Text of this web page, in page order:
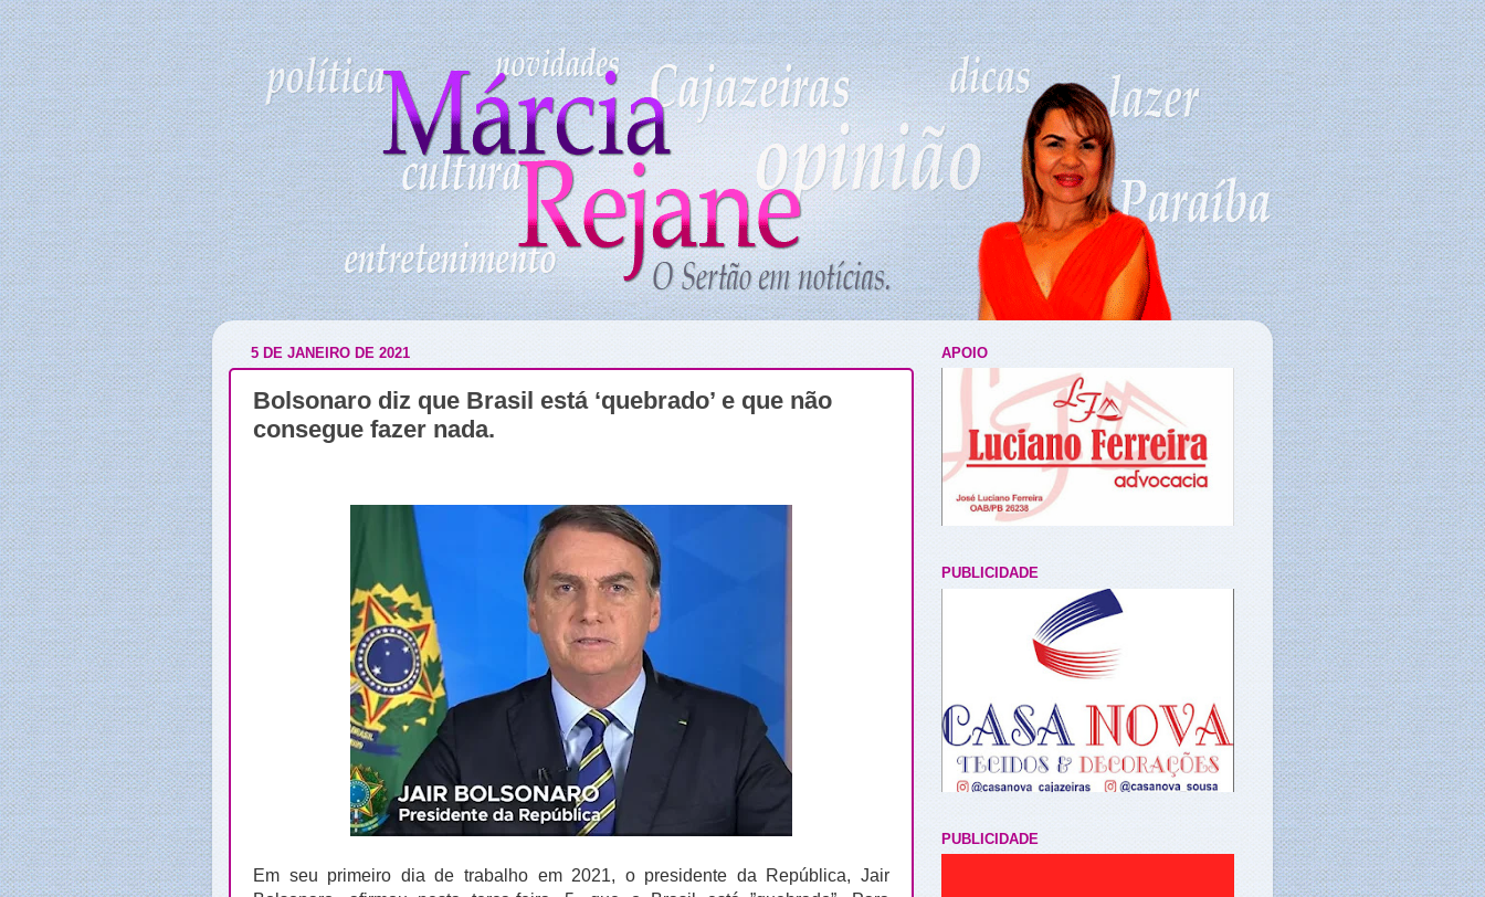
5 DE JANEIRO DE 2021
Bolsonaro diz que Brasil está ‘quebrado’ e que não
consegue fazer nada.
Em seu primeiro dia de trabalho em 2021, o presidente da República, Jair
APOIO
PUBLICIDADE
PUBLICIDADE